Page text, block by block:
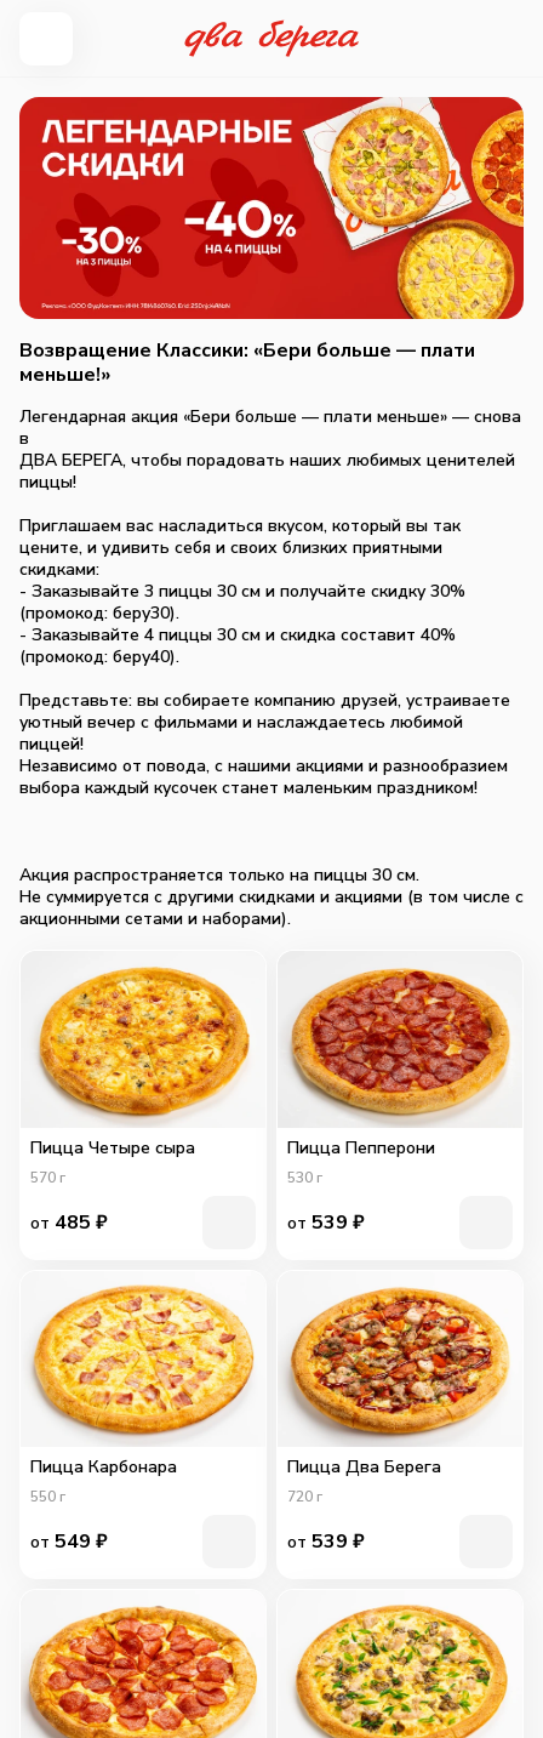
Возвращение Классики: «Бери больше — плати
меньше!»
Легендарная акция «Бери больше — плати меньше» — снова
в
ДВА БЕРЕГА, чтобы порадовать наших любимых ценителей
пиццы!
Приглашаем вас насладиться вкусом, который вы так
цените, и удивить себя и своих близких приятными
скидками:
- Заказывайте 3 пиццы 30 см и получайте скидку 30%
(промокод: беру30).
- Заказывайте 4 пиццы 30 см и скидка составит 40%
(промокод: беру40).
Представьте: вы собираете компанию друзей, устраиваете
уютный вечер с фильмами и наслаждаетесь любимой
пиццей!
Независимо от повода, с нашими акциями и разнообразием
выбора каждый кусочек станет маленьким праздником!
Акция распространяется только на пиццы 30 см.
Не суммируется с другими скидками и акциями (в том числе с
акционными сетами и наборами).
Пицца Четыре сыра
570 г
от 485 ₽
Пицца Пепперони
530 г
от 539 ₽
Пицца Карбонара
550 г
от 549 ₽
Пицца Два Берега
720 г
от 539 ₽